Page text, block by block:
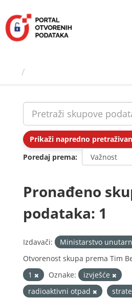
sadržaj
Prikaži napredno
Poredaj prema
Pronađeno
podataka: 1
Izdavači:
Ministarstvo
Otvorenost skupa prema Tim
1
Oznake:
izvješće
radioaktivni otpad